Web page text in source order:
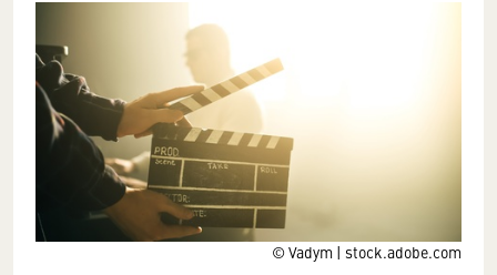
© Vadym | stock.adobe.com